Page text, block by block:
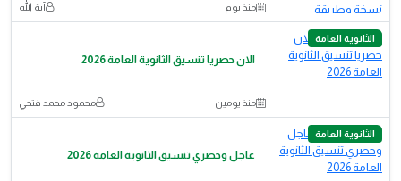
منذ يوم آية الله
الثانوية العامة
الان حصريا تنسيق الثانوية العامة 2026
منذ يومين محمود محمد فتحي
الثانوية العامة
عاجل وحصري تنسيق الثانوية العامة 2026